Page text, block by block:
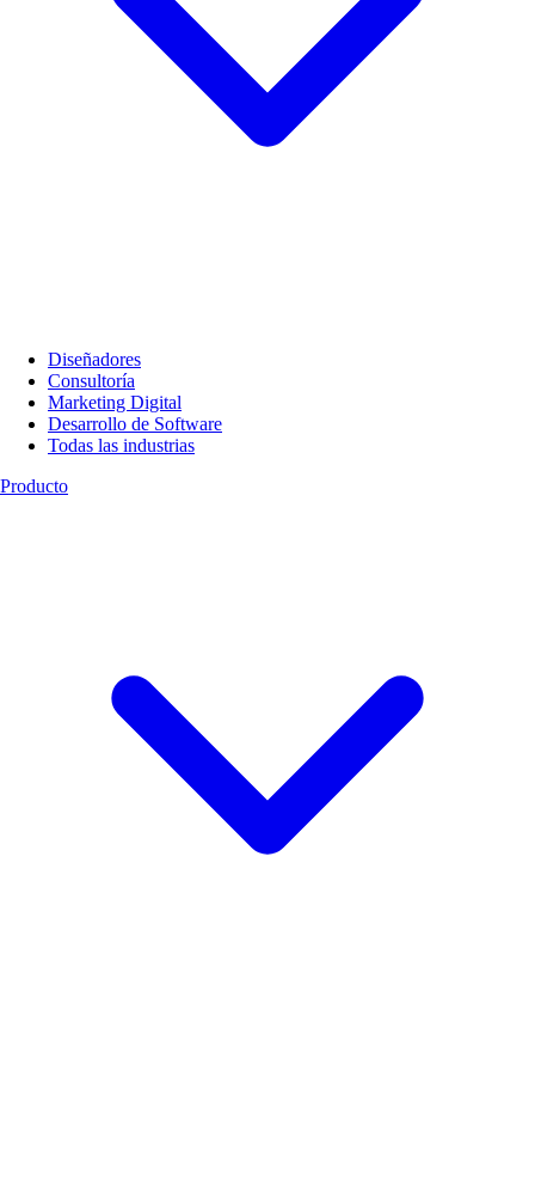
Diseñadores
Consultoría
Marketing Digital
Desarrollo de Software
Todas las industrias
Producto